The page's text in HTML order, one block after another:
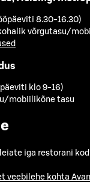
8.30-16.30)
võrgutasu/
klo 9-16)
mobiilikõne tasu
iga restorani
veebilehe kohta